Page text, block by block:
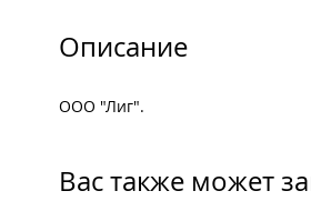
Описание
ООО "Лиг".
Вас также может